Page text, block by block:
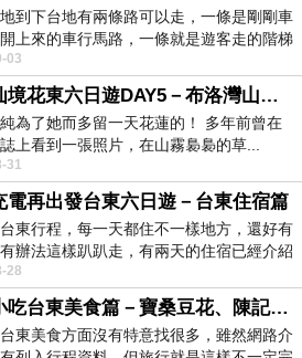
到下台地有兩條路可以走，一條是剛剛車
上來的車行馬路，一條就是遊客走的階梯
03
人間仙境花東六日遊DAY5－布洛灣山月村
為了她而多留一天花蓮的！ 多年前曾在
上看到一張照片，在山霧裊裊的草...
31
電再出發台東六日遊－台東住宿篇
東行程，每一天都住不一樣地方，還好有
辦法這樣趴趴走，有兩天的住宿已經介紹
...
28
大吃小吃台東美食篇－寶桑豆花、陳記麻糬、津芳冰城、yuki冰品、綠意軒摩摩喳喳
東美食方面沒有特意找很多，雖然網路介